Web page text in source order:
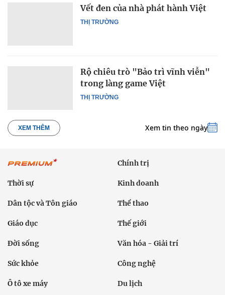
THỊ TRƯỜNG
Vết đen của nhà phát hành Việt
THỊ TRƯỜNG
Rộ chiêu trò "Bảo trì vĩnh viễn"
trong làng game Việt
XEM THÊM Xem tin theo ngày
Chính trị
Thời sự Kinh doanh
Dân tộc và Tôn giáo Thể thao
Giáo dục Thế giới
Đời sống Văn hóa - Giải trí
Sức khỏe Công nghệ
Ô tô xe máy Du lịch